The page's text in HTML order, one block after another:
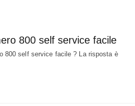
800 self service facile
800 self service facile ? La risposta è